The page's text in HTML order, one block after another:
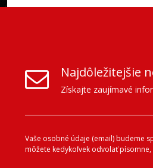
Najdôležitejšie
Získajte zaujímavé
Vaše osobné údaje (email) budeme
môžete kedykoľvek odvolať